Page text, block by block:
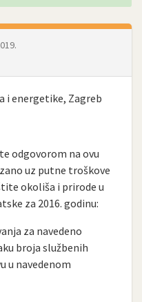
i energetike, Zagreb
odgovorom na ovu
uz putne troškove
okoliša i prirode u
za 2016. godinu:
za navedeno
broja službenih
u navedenom